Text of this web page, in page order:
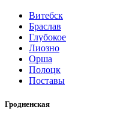
Витебск
Браслав
Глубокое
Лиозно
Орша
Полоцк
Поставы
Гродненская